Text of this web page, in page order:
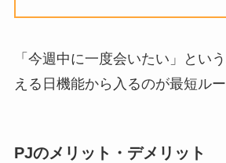
「今週中に一度会いたい」とい
える日機能から入るのが最短ルー
PJのメリット・デメリット